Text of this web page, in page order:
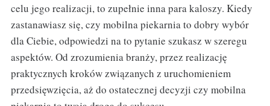
celu jego realizacji, to zupełnie inna para kaloszy. Kiedy
zastanawiasz się, czy mobilna piekarnia to dobry wybór
dla Ciebie, odpowiedzi na to pytanie szukasz w szeregu
aspektów. Od zrozumienia branży, przez realizację
praktycznych kroków związanych z uruchomieniem
przedsięwzięcia, aż do ostatecznej decyzji czy mobilna